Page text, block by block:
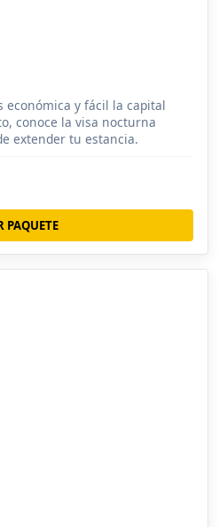
económica y fácil la capital
conoce la visa nocturna
extender tu estancia.
PAQUETE